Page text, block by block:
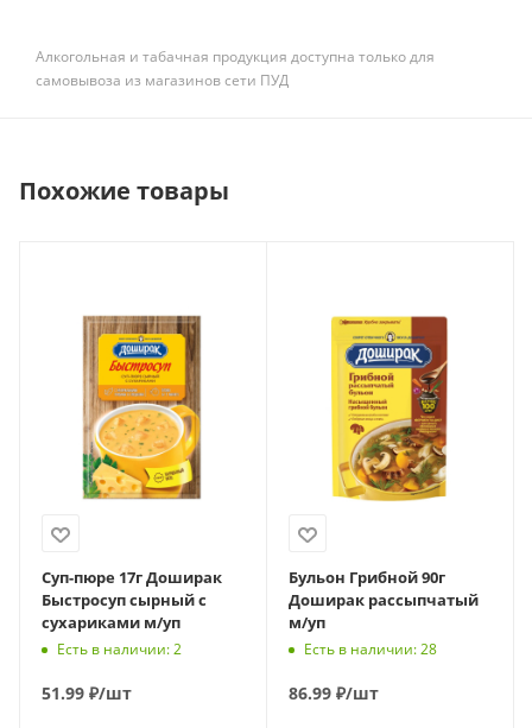
Алкогольная и табачная продукция доступна только для
самовывоза из магазинов сети ПУД
Похожие товары
Суп-пюре 17г Доширак
Быстросуп сырный с
сухариками м/уп
Есть в наличии: 2
51.99 ₽/шт
Бульон Грибной 90г
Доширак рассыпчатый
м/уп
Есть в наличии: 28
86.99 ₽/шт